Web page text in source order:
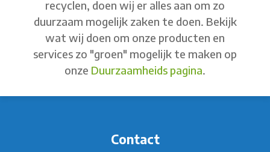
recyclen, doen wij er alles aan om zo
duurzaam mogelijk zaken te doen. Bekijk
wat wij doen om onze producten en
services zo "groen" mogelijk te maken op
onze Duurzaamheids pagina.
Contact